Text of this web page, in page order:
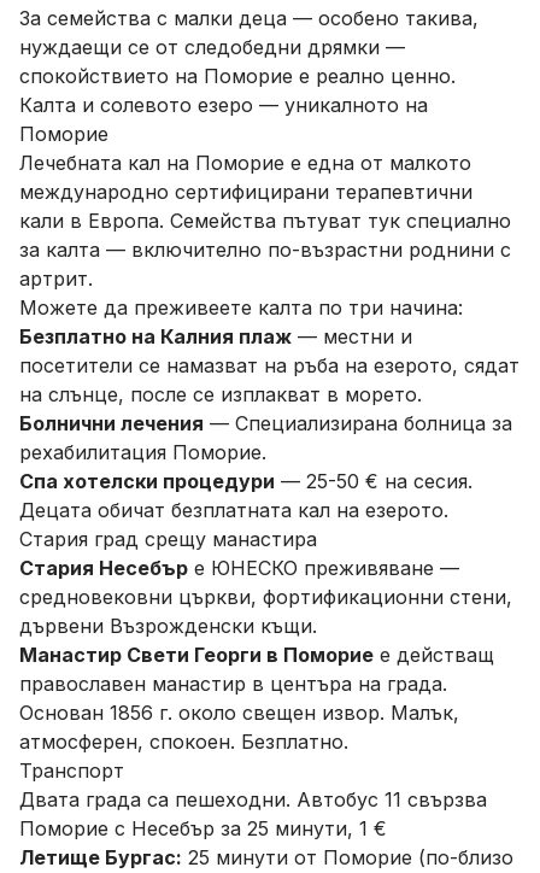
За семейства с малки деца — особено такива,
нуждаещи се от следобедни дрямки —
спокойствието на Поморие е реално ценно.
Калта и солевото езеро — уникалното на
Поморие
Лечебната кал на Поморие е една от малкото
международно сертифицирани терапевтични
кали в Европа. Семейства пътуват тук специално
за калта — включително по-възрастни роднини с
артрит.
Можете да преживеете калта по три начина:
Безплатно на Калния плаж — местни и
посетители се намазват на ръба на езерото, сядат
на слънце, после се изплакват в морето.
Болнични лечения — Специализирана болница за
рехабилитация Поморие.
Спа хотелски процедури — 25-50 € на сесия.
Децата обичат безплатната кал на езерото.
Стария град срещу манастира
Стария Несебър е ЮНЕСКО преживяване —
средновековни църкви, фортификационни стени,
дървени Възрожденски къщи.
Манастир Свети Георги в Поморие е действащ
православен манастир в центъра на града.
Основан 1856 г. около свещен извор. Малък,
атмосферен, спокоен. Безплатно.
Транспорт
Двата града са пешеходни. Автобус 11 свързва
Поморие с Несебър за 25 минути, 1 €
Летище Бургас: 25 минути от Поморие (по-близо